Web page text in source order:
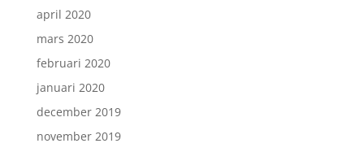
april 2020
mars 2020
februari 2020
januari 2020
december 2019
november 2019